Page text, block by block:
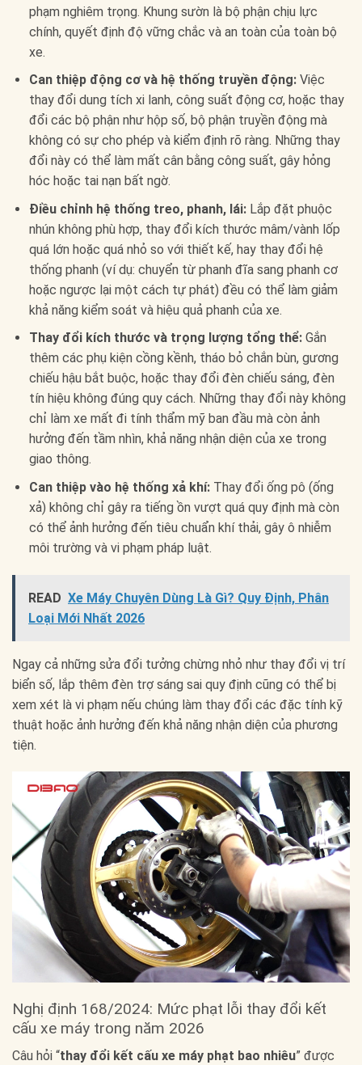
phạm nghiêm trọng. Khung sườn là bộ phận chịu lực
chính, quyết định độ vững chắc và an toàn của toàn bộ
xe.
Can thiệp động cơ và hệ thống truyền động:Việc
thay đổi dung tích xi lanh, công suất động cơ, hoặc thay
đổi các bộ phận như hộp số, bộ phận truyền động mà
không có sự cho phép và kiểm định rõ ràng. Những thay
đổi này có thể làm mất cân bằng công suất, gây hỏng
hóc hoặc tai nạn bất ngờ.
Điều chỉnh hệ thống treo, phanh, lái:Lắp đặt phuộc
nhún không phù hợp, thay đổi kích thước mâm/vành lốp
quá lớn hoặc quá nhỏ so với thiết kế, hay thay đổi hệ
thống phanh (ví dụ: chuyển từ phanh đĩa sang phanh cơ
hoặc ngược lại một cách tự phát) đều có thể làm giảm
khả năng kiểm soát và hiệu quả phanh của xe.
Thay đổi kích thước và trọng lượng tổng thể:Gắn
thêm các phụ kiện cồng kềnh, tháo bỏ chắn bùn, gương
chiếu hậu bắt buộc, hoặc thay đổi đèn chiếu sáng, đèn
tín hiệu không đúng quy cách. Những thay đổi này không
chỉ làm xe mất đi tính thẩm mỹ ban đầu mà còn ảnh
hưởng đến tầm nhìn, khả năng nhận diện của xe trong
giao thông.
Can thiệp vào hệ thống xả khí:Thay đổi ống pô (ống
xả) không chỉ gây ra tiếng ồn vượt quá quy định mà còn
có thể ảnh hưởng đến tiêu chuẩn khí thải, gây ô nhiễm
môi trường và vi phạm pháp luật.
READ Xe Máy Chuyên Dùng Là Gì? Quy Định, Phân
Loại Mới Nhất 2026
Ngay cả những sửa đổi tưởng chừng nhỏ như thay đổi vị trí
biển số, lắp thêm đèn trợ sáng sai quy định cũng có thể bị
xem xét là vi phạm nếu chúng làm thay đổi các đặc tính kỹ
thuật hoặc ảnh hưởng đến khả năng nhận diện của phương
tiện.
Nghị định 168/2024: Mức phạt lỗi thay đổi kết
cấu xe máy trong năm 2026
Câu hỏi “thay đổi kết cấu xe máy phạt bao nhiêu” được